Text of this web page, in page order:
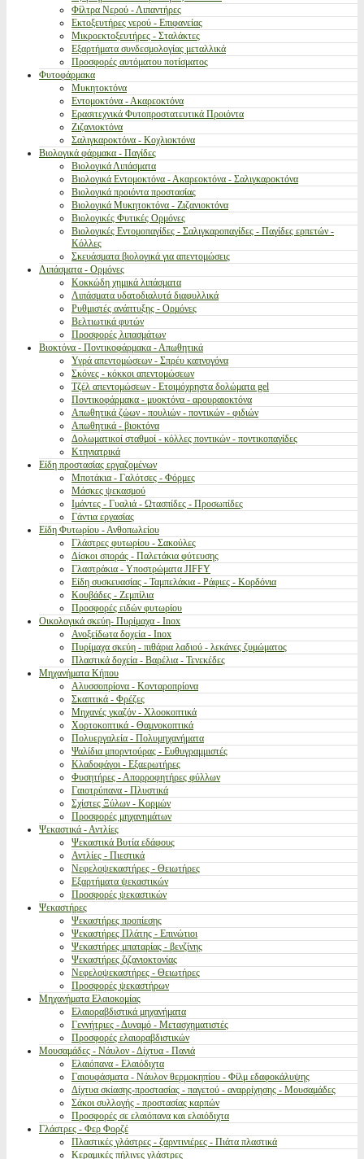
Φίλτρα Νερού - Λιπαντήρες
Εκτοξευτήρες νερού - Επιφανείας
Μικροεκτοξευτήρες - Σταλάκτες
Εξαρτήματα συνδεσμολογίας μεταλλικά
Προσφορές αυτόματου ποτίσματος
Φυτοφάρμακα
Μυκητοκτόνα
Εντομοκτόνα - Ακαρεοκτόνα
Ερασιτεχνικά Φυτοπροστατευτικά Προιόντα
Ζιζανιοκτόνα
Σαλιγκαροκτόνα - Κοχλιοκτόνα
Βιολογικά φάρμακα - Παγίδες
Βιολογικά Λιπάσματα
Βιολογικά Εντομοκτόνα - Ακαρεοκτόνα - Σαλιγκαροκτόνα
Βιολογικά προιόντα προστασίας
Βιολογικά Μυκητοκτόνα - Ζιζανιοκτόνα
Βιολογικές Φυτικές Ορμόνες
Βιολογικές Εντομοπαγίδες - Σαλιγκαροπαγίδες - Παγίδες ερπετών -
Κόλλες
Σκευάσματα βιολογικά για απεντομώσεις
Λιπάσματα - Ορμόνες
Κοκκώδη χημικά λιπάσματα
Λιπάσματα υδατοδιαλυτά διαφυλλικά
Ρυθμιστές ανάπτυξης - Ορμόνες
Βελτιωτικά φυτών
Προσφορές λιπασμάτων
Βιοκτόνα - Ποντικοφάρμακα - Απωθητικά
Υγρά απεντομώσεων - Σπρέυ καπνογόνα
Σκόνες - κόκκοι απεντομώσεων
Τζέλ απεντομώσεων - Ετοιμόχρηστα δολώματα gel
Ποντικοφάρμακα - μυοκτόνα - αρουραιοκτόνα
Απωθητικά ζώων - πουλιών - ποντικών - φιδιών
Απωθητικά - βιοκτόνα
Δολωματικοί σταθμοί - κόλλες ποντικών - ποντικοπαγίδες
Κτηνιατρικά
Είδη προστασίας εργαζομένων
Μποτάκια - Γαλότσες - Φόρμες
Μάσκες ψεκασμού
Ιμάντες - Γυαλιά - Ωτασπίδες - Προσωπίδες
Γάντια εργασίας
Είδη Φυτωρίου - Ανθοπωλείου
Γλάστρες φυτωρίου - Σακούλες
Δίσκοι σποράς - Παλετάκια φύτευσης
Γλαστράκια - Υποστρώματα JIFFY
Είδη συσκευασίας - Ταμπελάκια - Ράφιες - Κορδόνια
Κουβάδες - Ζεμπίλια
Προσφορές ειδών φυτωρίου
Οικολογικά σκεύη- Πυρίμαχα - Inox
Ανοξείδωτα δοχεία - Inox
Πυρίμαχα σκεύη - πιθάρια λαδιού - λεκάνες ζυμώματος
Πλαστικά δοχεία - Βαρέλια - Τενεκέδες
Μηχανήματα Κήπου
Αλυσσοπρίονα - Κονταροπρίονα
Σκαπτικά - Φρέζες
Μηχανές γκαζόν - Χλοοκοπτικά
Χορτοκοπτικά - Θαμνοκοπτικά
Πολυεργαλεία - Πολυμηχανήματα
Ψαλίδια μπορντούρας - Ευθυγραμμιστές
Κλαδοφάγοι - Εξαερωτήρες
Φυσητήρες - Απορροφητήρες φύλλων
Γαιοτρύπανα - Πλυστικά
Σχίστες Ξύλων - Κορμών
Προσφορές μηχανημάτων
Ψεκαστικά - Αντλίες
Ψεκαστικά Βυτία εδάφους
Αντλίες - Πιεστικά
Νεφελοψεκαστήρες - Θειωτήρες
Εξαρτήματα ψεκαστικών
Προσφορές ψεκαστικών
Ψεκαστήρες
Ψεκαστήρες προπίεσης
Ψεκαστήρες Πλάτης - Επινώτιοι
Ψεκαστήρες μπαταρίας - βενζίνης
Ψεκαστήρες ζιζανιοκτονίας
Νεφελοψεκαστήρες - Θειωτήρες
Προσφορές ψεκαστήρων
Μηχανήματα Ελαιοκομίας
Ελαιοραβδιστικά μηχανήματα
Γεννήτριες - Δυναμό - Μετασχηματιστές
Προσφορές ελαιοραβδιστικών
Μουσαμάδες - Νάυλον - Δίχτυα - Πανιά
Ελαιόπανα - Ελαιόδιχτα
Γαιουφάσματα - Νάυλον θερμοκηπίου - Φίλμ εδαφοκάλυψης
Δίχτυα σκίασης-προστασίας - παγετού - αναρρίχησης - Μουσαμάδες
Σάκοι συλλογής - προστασίας καρπών
Προσφορές σε ελαιόπανα και ελαιόδιχτα
Γλάστρες - Φερ Φορζέ
Πλαστικές γλάστρες - ζαρντινιέρες - Πιάτα πλαστικά
Κεραμικές πήλινες γλάστρες